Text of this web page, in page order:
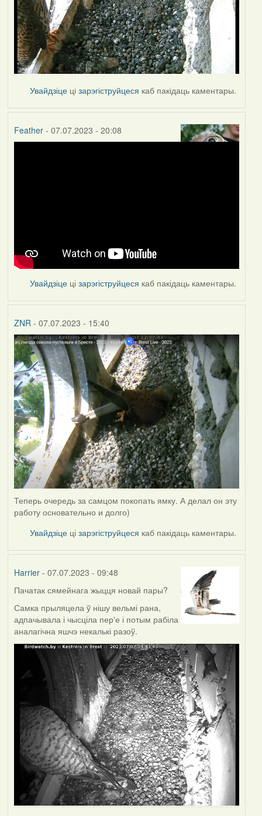
Увайдзіце цізарэгіструйцеся каб пакідаць каментары.
Feather- 07.07.2023 - 20:08
Увайдзіце цізарэгіструйцеся каб пакідаць каментары.
ZNR- 07.07.2023 - 15:40
Теперь очередь за самцом покопать ямку. А делал он эту
работу основательно и долго)
Увайдзіце цізарэгіструйцеся каб пакідаць каментары.
Harrier- 07.07.2023 - 09:48
Пачатак сямейнага жыцця новай пары?
Самка прыляцела ў нішу вельмі рана,
адпачывала і чысціла пер'е і потым рабіла
аналагічна яшчэ некалькі разоў.